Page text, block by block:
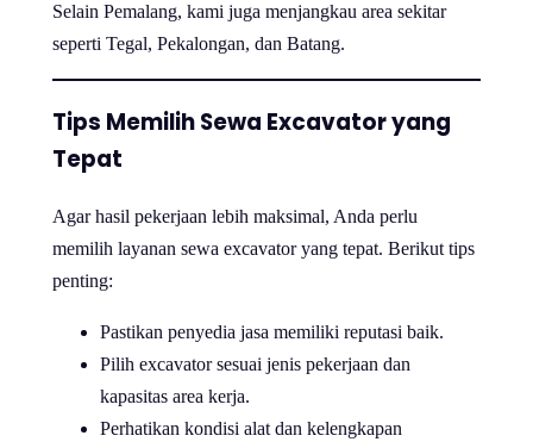
Selain Pemalang, kami juga menjangkau area sekitar
seperti Tegal, Pekalongan, dan Batang.
Tips Memilih Sewa Excavator yang
Tepat
Agar hasil pekerjaan lebih maksimal, Anda perlu
memilih layanan sewa excavator yang tepat. Berikut tips
penting:
Pastikan penyedia jasa memiliki reputasi baik.
Pilih excavator sesuai jenis pekerjaan dan
kapasitas area kerja.
Perhatikan kondisi alat dan kelengkapan